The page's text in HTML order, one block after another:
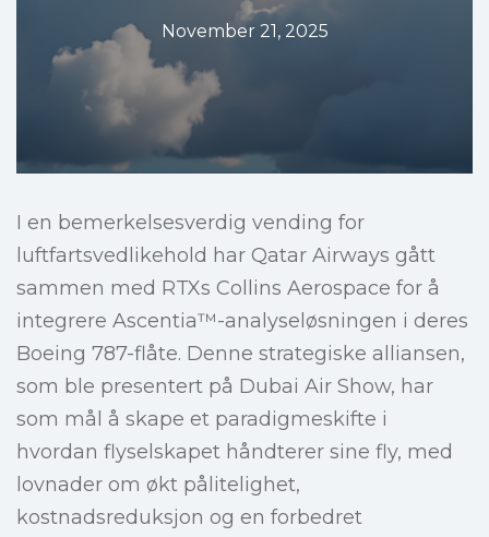
November 21, 2025
I en bemerkelsesverdig vending for
luftfartsvedlikehold har Qatar Airways gått
sammen med RTXs Collins Aerospace for å
integrere Ascentia™-analyseløsningen i deres
Boeing 787-flåte. Denne strategiske alliansen,
som ble presentert på Dubai Air Show, har
som mål å skape et paradigmeskifte i
hvordan flyselskapet håndterer sine fly, med
lovnader om økt pålitelighet,
kostnadsreduksjon og en forbedret